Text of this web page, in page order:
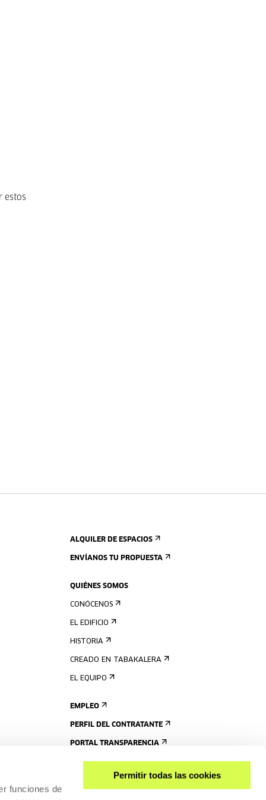
funciones de
Permitir todas las cookies
estos
ALQUILER DE ESPACIOS
ENVÍANOS TU PROPUESTA
QUIÉNES SOMOS
CONÓCENOS
EL EDIFICIO
HISTORIA
CREADO EN TABAKALERA
EL EQUIPO
EMPLEO
PERFIL DEL CONTRATANTE
PORTAL TRANSPARENCIA